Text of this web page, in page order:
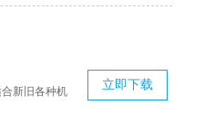
新旧各种机
立即下载